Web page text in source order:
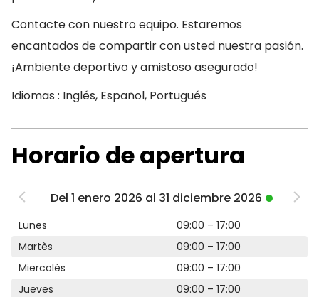
Contacte con nuestro equipo. Estaremos
encantados de compartir con usted nuestra pasión.
¡Ambiente deportivo y amistoso asegurado!
Idiomas : Inglés, Español, Portugués
Horario de apertura
Del 1 enero 2026 al 31 diciembre 2026
Lunes
09:00 – 17:00
Martès
09:00 – 17:00
Miercolès
09:00 – 17:00
Jueves
09:00 – 17:00